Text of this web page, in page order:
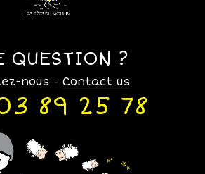
QUESTION ?
nous - Contact us
89 25 78